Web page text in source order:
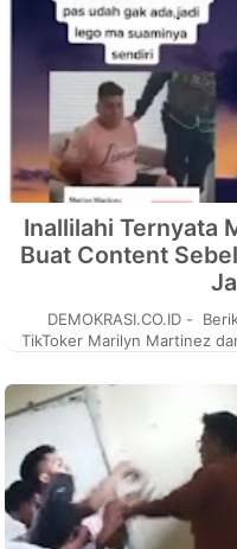
Inallilahi Ternyata
Buat Content
DEMOKRASI.CO.ID - Berikut dua pembahasan viral tentang
TikToker Marilyn Martinez